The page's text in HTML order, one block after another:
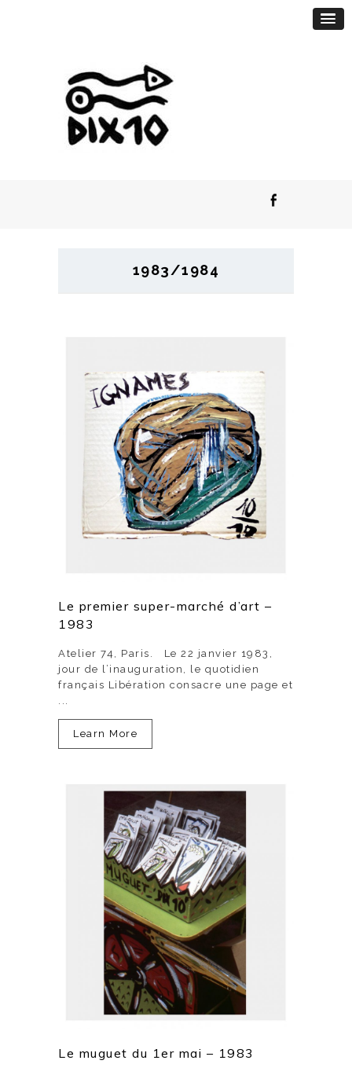
1983/1984
Le premier super-marché d’art –
1983
Atelier 74, Paris. Le 22 janvier 1983,
jour de l’inauguration, le quotidien
français Libération consacre une page et
Learn More
Le muguet du 1er mai – 1983